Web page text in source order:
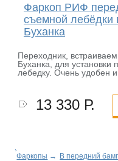
Фаркоп РИФ
съемной
Буханка
Переходник,
Буханка, для
лебедку. Очень удобен и
13 330 Р.
Фаркопы → В передний